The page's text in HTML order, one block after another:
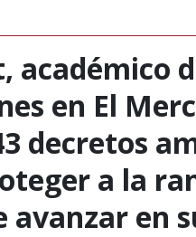
académico
en El
decretos
a la
avanzar en